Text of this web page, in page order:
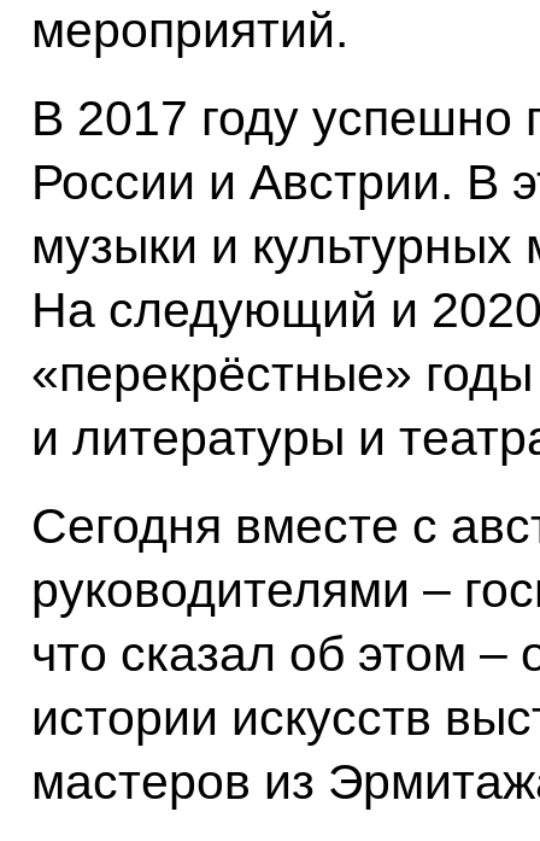
мероприятий.
В 2017 году успешно
России и Австрии. В
музыки и
На следующий и
«перекрёстные»
и литературы и
Сегодня вместе с
руководителями –
что сказал об этом –
истории искусств
мастеров из